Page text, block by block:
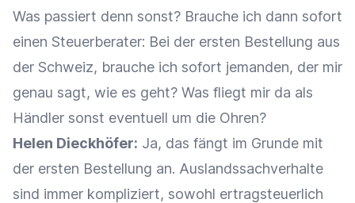
Was passiert denn sonst? Brauche ich dann sofort
einen Steuerberater: Bei der ersten Bestellung aus
der Schweiz, brauche ich sofort jemanden, der mir
genau sagt, wie es geht? Was fliegt mir da als
Händler sonst eventuell um die Ohren?
Helen Dieckhöfer: Ja, das fängt im Grunde mit
der ersten Bestellung an. Auslandssachverhalte
sind immer kompliziert, sowohl ertragsteuerlich